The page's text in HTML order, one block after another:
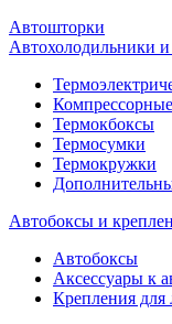
Автошторки
Автохолодильники и
Термокбоксы
Термосумки
Термокружки
Автобоксы и
Автобоксы
Аксессуары к
Крепления